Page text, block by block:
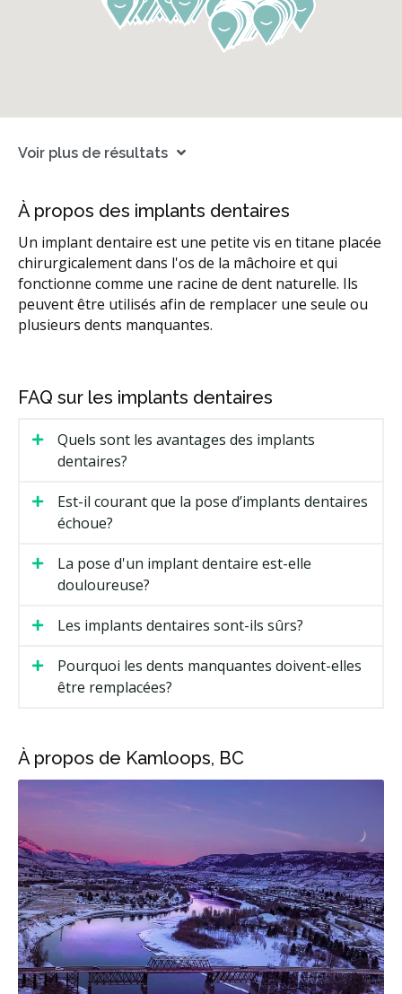
Voir plus de résultats
À propos des implants dentaires
Un implant dentaire est une petite vis en titane placée
chirurgicalement dans l'os de la mâchoire et qui
fonctionne comme une racine de dent naturelle. Ils
peuvent être utilisés afin de remplacer une seule ou
plusieurs dents manquantes.
FAQ sur les implants dentaires
Quels sont les avantages des implants
dentaires?
Est-il courant que la pose d’implants dentaires
échoue?
La pose d'un implant dentaire est-elle
douloureuse?
Les implants dentaires sont-ils sûrs?
Pourquoi les dents manquantes doivent-elles
être remplacées?
À propos de Kamloops, BC